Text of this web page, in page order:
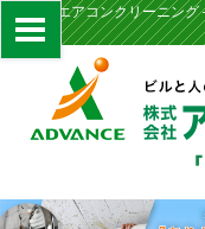
広島県のエアコンクリーニン